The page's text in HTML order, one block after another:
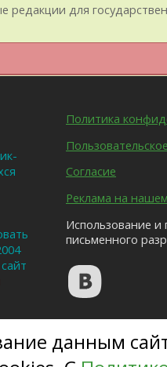
данным
редакции для
Политика
Согласие
Реклама на
Использование и
письменного
Plastic-Surgeon.Ru